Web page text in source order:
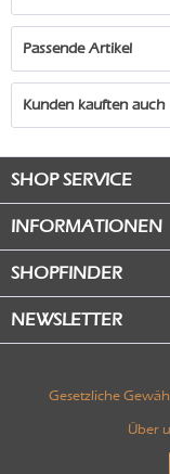
Passende Artikel
Kunden kauften auch
SHOP SERVICE
INFORMATIONEN
SHOPFINDER
NEWSLETTER
Gesetzliche
Über